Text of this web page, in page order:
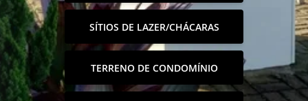
SÍTIOS DE LAZER/CHÁCARAS
TERRENO DE CONDOMÍNIO